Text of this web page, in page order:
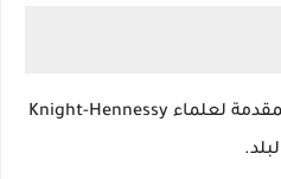
سيتم قبول الطلبات المقدمة لعلماء Knight-Hennessy